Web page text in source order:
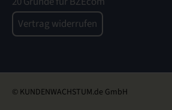
Vertrag widerrufen
© KUNDENWACHSTUM.de GmbH